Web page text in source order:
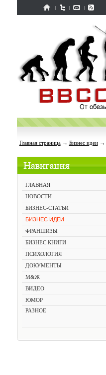
Главная страница→ Бизнес идеи→
ГЛАВНАЯ
НОВОСТИ
БИЗНЕС-СТАТЬИ
БИЗНЕС ИДЕИ
ФРАНШИЗЫ
БИЗНЕС КНИГИ
ПСИХОЛОГИЯ
ДОКУМЕНТЫ
М&Ж
ВИДЕО
ЮМОР
РАЗНОЕ